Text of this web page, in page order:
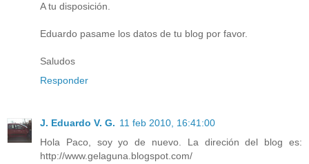
A tu disposición.
Eduardo pasame los datos de tu blog por favor.
Saludos
Responder
J. Eduardo V. G. 11 feb 2010, 16:41:00
Hola Paco, soy yo de nuevo. La direción del blog es:
http://www.gelaguna.blogspot.com/